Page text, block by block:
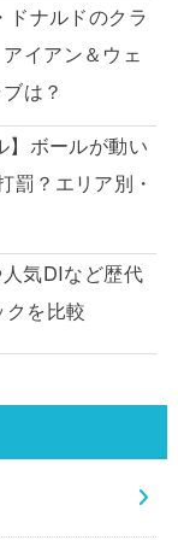
ドナルドのクラ
イアン＆ウェ
は？
】ボールが動い
罰？エリア別・
人気DIなど歴代
を比較